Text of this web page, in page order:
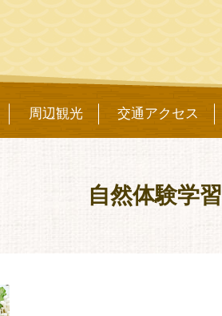
周辺観光 交通アクセス
自然体験学習